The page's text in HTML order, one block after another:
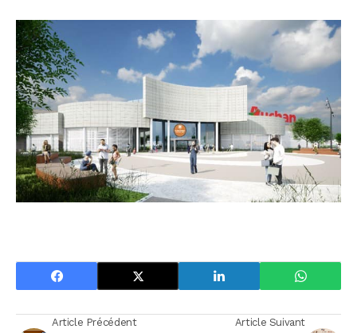
Article Précédent Article Suivant